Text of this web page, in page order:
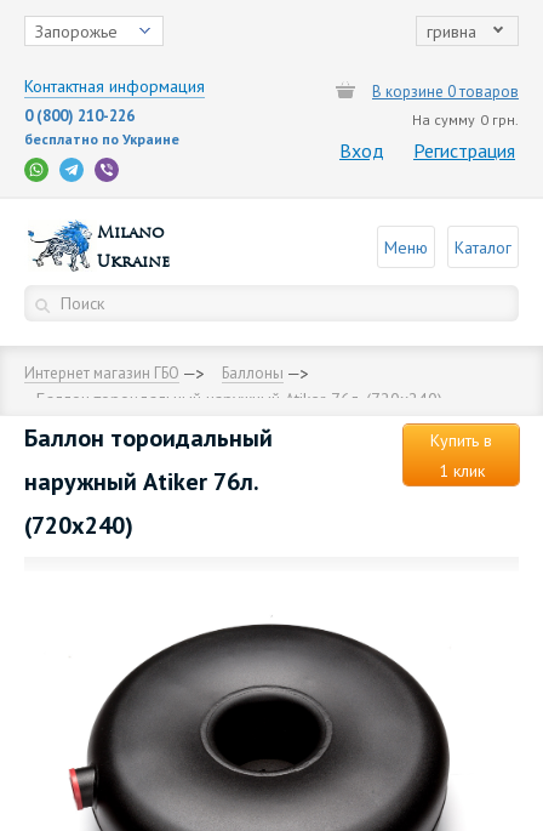
Запорожье гривна
Контактная информация
0 (800) 210-226
бесплатно по Украине
В корзине 0 товаров
На сумму 0 грн.
Вход Регистрация
Milano
Ukraine
Меню Каталог
Интернет магазин ГБО Баллоны
Баллон тороидальный наружный Аtiker 76л. (720х240)
Баллон тороидальный
наружный Аtiker 76л.
(720х240)
Купить в
1 клик